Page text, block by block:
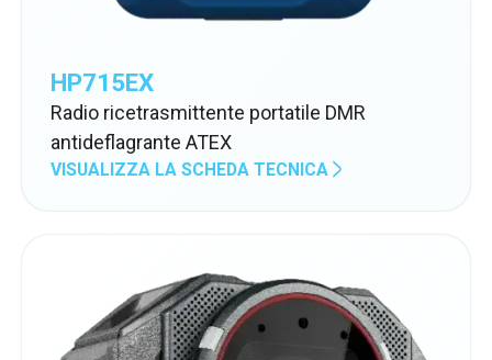
HP715EX
Radio ricetrasmittente portatile DMR
antideflagrante ATEX
VISUALIZZA LA SCHEDA TECNICA